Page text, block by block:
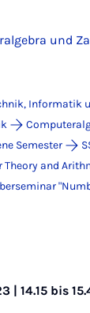
und
Informatik
Semester
Theory and
| 14.15 bis